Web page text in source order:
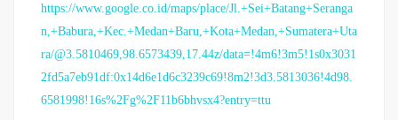
https://www.google.co.id/maps/place/Jl.+Sei+Batang+Seranga
n,+Babura,+Kec.+Medan+Baru,+Kota+Medan,+Sumatera+Uta
ra/@3.5810469,98.6573439,17.44z/data=!4m6!3m5!1s0x3031
2fd5a7eb91df:0x14d6e1d6c3239c69!8m2!3d3.5813036!4d98.
6581998!16s%2Fg%2F11b6bhvsx4?entry=ttu